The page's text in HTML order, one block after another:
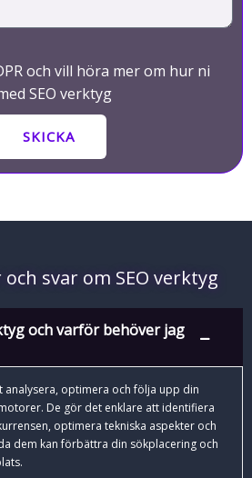
och vill höra mer om hur ni
SEO verktyg
SKICKA
svar om SEO verktyg
och varför behöver jag
analysera, optimera och följa upp din
De gör det enklare att identifiera
optimera tekniska aspekter och
dem kan förbättra din sökplacering och